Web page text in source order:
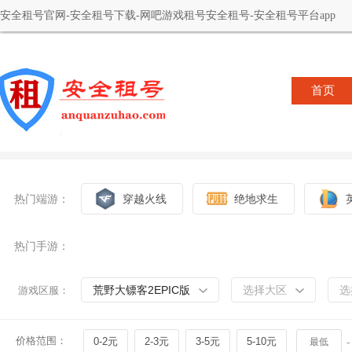
安全租号官网-安全租号下载-网吧游戏租号安全租号-安全租号平台app
首页
热门端游： 穿越火线 绝地求生
热门手游：
游戏区服： 荒野大镖客2EPIC版 选择大区
价格范围： 0-2元 2-3元 3-5元 5-10元 -